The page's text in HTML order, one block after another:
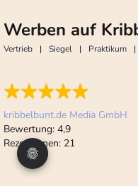
Werben auf
Vertrieb Siegel Praktikum
kribbelbunt.de Media GmbH
Bewertung: 4,9
Rezensionen: 21